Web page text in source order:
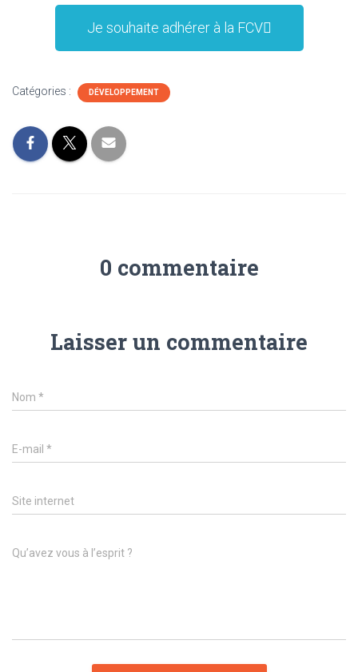
Je souhaite adhérer à la FCV
Catégories : DÉVELOPPEMENT
0 commentaire
Laisser un commentaire
Nom *
E-mail *
Site internet
Qu’avez vous à l’esprit ?